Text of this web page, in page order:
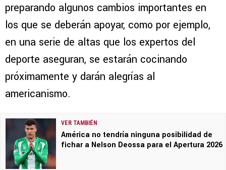
preparando algunos cambios importantes en
los que se deberán apoyar, como por ejemplo,
en una serie de altas que los expertos del
deporte aseguran, se estarán cocinando
próximamente y darán alegrías al
americanismo.
VER TAMBIÉN
América no tendría ninguna posibilidad de
fichar a Nelson Deossa para el Apertura 2026